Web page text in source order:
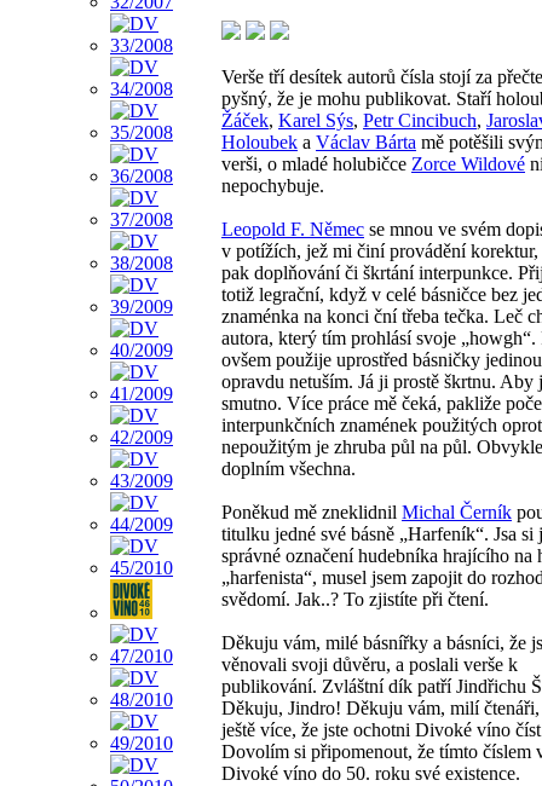
Verše tří desítek autorů čísla stojí za
pyšný, že je mohu publikovat. Staří
Žáček, Karel Sýs, Petr Cincibuch,
Holoubek a Václav Bárta mě potěšili
verši, o mladé holubičce Zorce Wildové
nepochybuje.
Leopold F. Němec se mnou ve svém
v potížích, jež mi činí provádění korektur,
pak doplňování či škrtání interpunkce.
totiž legrační, když v celé básničce bez
znaménka na konci ční třeba tečka. Leč
autora, který tím prohlásí svoje „howgh“.
ovšem použije uprostřed básničky
opravdu netuším. Já ji prostě škrtnu. Aby
smutno. Více práce mě čeká, pakliže
interpunkčních znamének použitých
nepoužitým je zhruba půl na půl.
doplním všechna.
Poněkud mě zneklidnil Michal Černík
titulku jedné své básně „Harfeník“. Jsa si
správné označení hudebníka hrajícího na
„harfenista“, musel jsem zapojit do
svědomí. Jak..? To zjistíte při čtení.
Děkuju vám, milé básnířky a básníci, že
věnovali svoji důvěru, a poslali verše k
publikování. Zvláštní dík patří Jindřichu
Děkuju, Jindro! Děkuju vám, milí čtenáři,
ještě více, že jste ochotni Divoké víno
Dovolím si připomenout, že tímto číslem
Divoké víno do 50. roku své existence.